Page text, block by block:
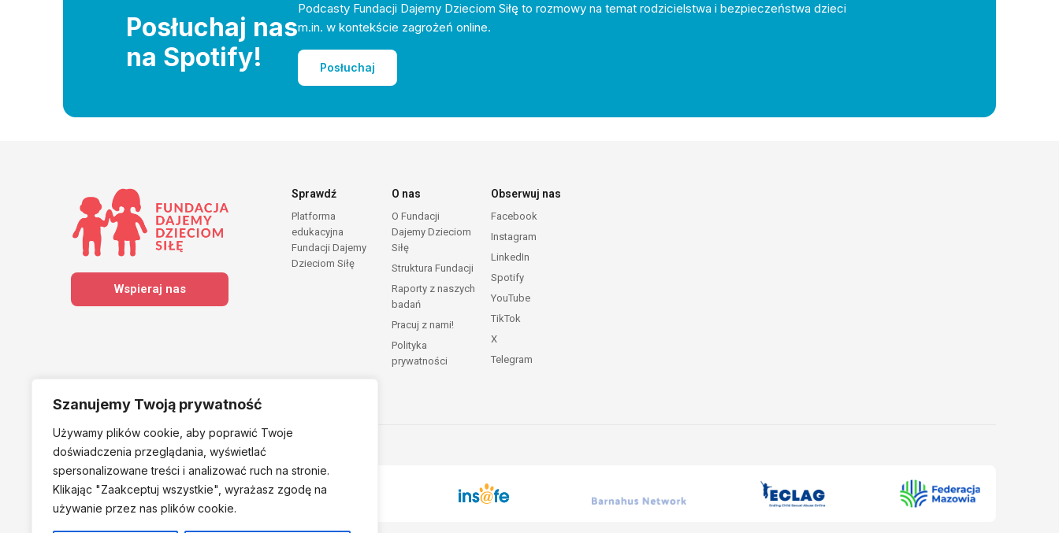
Szanujemy Twoją prywatność
Używamy plików cookie, aby poprawić Twoje
doświadczenia przeglądania, wyświetlać
spersonalizowane treści i analizować ruch na stronie.
Klikając "Zaakceptuj wszystkie", wyrażasz zgodę na
używanie przez nas plików cookie.
Posłuchaj nas
na Spotify!
Podcasty Fundacji Dajemy Dzieciom Siłę to rozmowy na temat rodzicielstwa i bezpieczeństwa dzieci
m.in. w kontekście zagrożeń online.
Posłuchaj
Wspieraj nas
Sprawdź
Platforma
edukacyjna
Fundacji Dajemy
Dzieciom Siłę
O nas
O Fundacji
Dajemy Dzieciom
Siłę
Struktura Fundacji
Raporty z naszych
badań
Pracuj z nami!
Polityka
prywatności
Obserwuj nas
Facebook
Instagram
LinkedIn
Spotify
YouTube
TikTok
X
Telegram
Należymy do